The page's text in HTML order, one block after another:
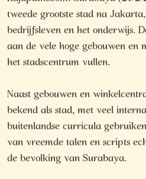
tweede grootste stad na
bedrijfsleven en het onderwijs.
aan de vele hoge gebouwen
het stadscentrum vullen.
Naast gebouwen en
bekend als stad, met veel
buitenlandse curricula
van vreemde talen en scripts
de bevolking van Surabaya.